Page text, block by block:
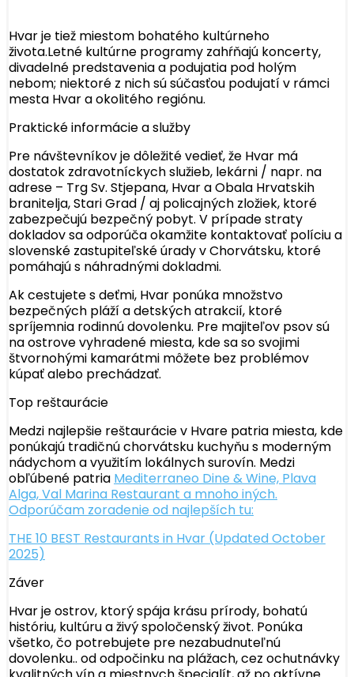
Hvar je tiež miestom bohatého kultúrneho
života.Letné kultúrne programy zahŕňajú koncerty,
divadelné predstavenia a podujatia pod holým
nebom; niektoré z nich sú súčasťou podujatí v rámci
mesta Hvar a okolitého regiónu.
Praktické informácie a služby
Pre návštevníkov je dôležité vedieť, že Hvar má
dostatok zdravotníckych služieb, lekárni / napr. na
adrese – Trg Sv. Stjepana, Hvar a Obala Hrvatskih
branitelja, Stari Grad / aj policajných zložiek, ktoré
zabezpečujú bezpečný pobyt. V prípade straty
dokladov sa odporúča okamžite kontaktovať políciu a
slovenské zastupiteľské úrady v Chorvátsku, ktoré
pomáhajú s náhradnými dokladmi.
Ak cestujete s deťmi, Hvar ponúka množstvo
bezpečných pláží a detských atrakcií, ktoré
spríjemnia rodinnú dovolenku. Pre majiteľov psov sú
na ostrove vyhradené miesta, kde sa so svojimi
štvornohými kamarátmi môžete bez problémov
kúpať alebo prechádzať.
Top reštaurácie
Medzi najlepšie reštaurácie v Hvare patria miesta, kde
ponúkajú tradičnú chorvátsku kuchyňu s moderným
nádychom a využitím lokálnych surovín. Medzi
obľúbené patria Mediterraneo Dine & Wine, Plava
Alga,Val Marina Restaurant a mnoho iných.
Odporúčam zoradenie od najlepších tu:
THE 10 BEST Restaurants in Hvar (Updated October
2025)
Záver
Hvar je ostrov, ktorý spája krásu prírody, bohatú
históriu, kultúru a živý spoločenský život. Ponúka
všetko, čo potrebujete pre nezabudnuteľnú
dovolenku.. od odpočinku na plážach, cez ochutnávky